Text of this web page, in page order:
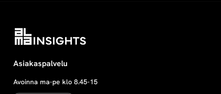
Asiakaspalvelu
Avoinna ma-pe klo 8.45-15